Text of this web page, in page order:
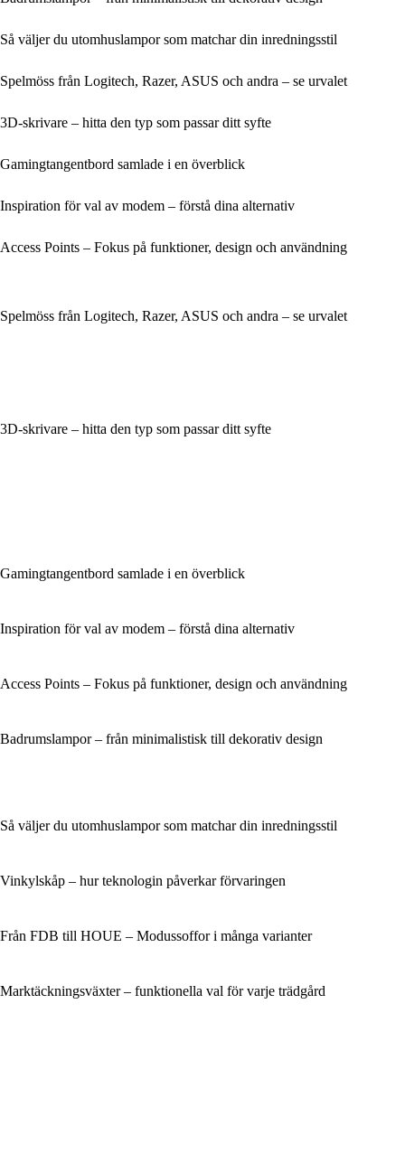
Så väljer du utomhuslampor som matchar din inredningsstil
Spelmöss från Logitech, Razer, ASUS och andra – se urvalet
3D-skrivare – hitta den typ som passar ditt syfte
Gamingtangentbord samlade i en överblick
Inspiration för val av modem – förstå dina alternativ
Access Points – Fokus på funktioner, design och användning
Spelmöss från Logitech, Razer, ASUS och andra – se urvalet
3D-skrivare – hitta den typ som passar ditt syfte
Gamingtangentbord samlade i en överblick
Inspiration för val av modem – förstå dina alternativ
Access Points – Fokus på funktioner, design och användning
Badrumslampor – från minimalistisk till dekorativ design
Så väljer du utomhuslampor som matchar din inredningsstil
Vinkylskåp – hur teknologin påverkar förvaringen
Från FDB till HOUE – Modussoffor i många varianter
Marktäckningsväxter – funktionella val för varje trädgård